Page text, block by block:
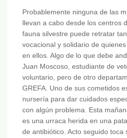
Probablemente ninguna de las
llevan a cabo desde los centros
fauna silvestre puede retratar
vocacional y solidario de
en ellos. Algo de lo que debe
Juan Moscoso, estudiante de
voluntario, pero de otro
GREFA. Uno de sus cometidos
nursería para dar cuidados
con algún problema. Esta
es una urraca herida en una
de antibiótico. Acto seguido toca